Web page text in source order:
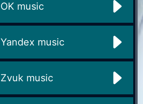
OK music
Yandex music
Zvuk music